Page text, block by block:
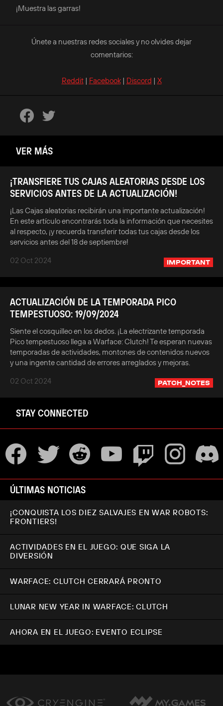
¡Muestra las garras!
Únete a nuestras redes sociales y no olvides dejar
comentarios:
Reddit| Facebook| Discord | X
VER MÁS
¡TRANSFIERE TUS CAJAS ALEATORIAS DESDE LOS
SERVICIOS ANTES DE LA ACTUALIZACIÓN!
¡Las Cajas aleatorias recibirán una importante actualización!
En este artículo encontrarás toda la información que necesites
al respecto, ¡y recuerda transferir todas tus cajas desde los
servicios antes del 18 de septiembre!
02 Oct 2024
IMPORTANT
ACTUALIZACIÓN DE LA TEMPORADA PICO
TEMPESTUOSO: 19/09/2024
Siente el cosquilleo en los dedos. ¡La electrizante temporada
Pico tempestuoso llega a Warface: Clutch! Te esperan nuevas
temporadas de actividades, montones de contenidos nuevos
y una ingente cantidad de errores arreglados y mejoras.
02 Oct 2024
PATCH_NOTES
STAY CONNECTED
ÚLTIMAS NOTICIAS
¡CONQUISTA LOS DIEZ SALVAJES EN WAR ROBOTS:
FRONTIERS!
ACTIVIDADES EN EL JUEGO: QUE SIGA LA
DIVERSIÓN
WARFACE: CLUTCH CERRARÁ PRONTO
LUNAR NEW YEAR IN WARFACE: CLUTCH
AHORA EN EL JUEGO: EVENTO ECLIPSE